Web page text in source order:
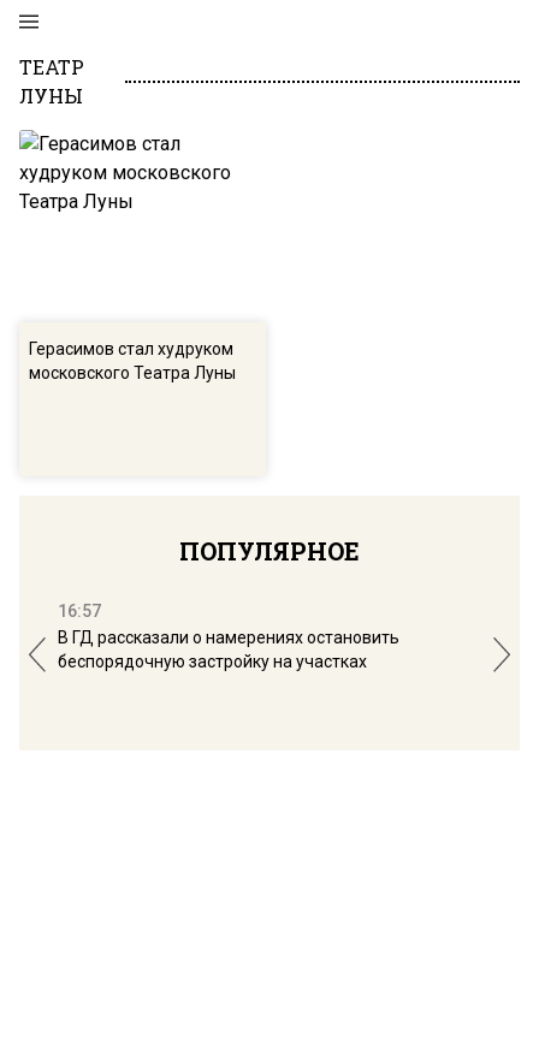
ТЕАТР
ЛУНЫ
Герасимов стал худруком
московского Театра Луны
ПОПУЛЯРНОЕ
16:57
В ГД рассказали о намерениях остановить
беспорядочную застройку на участках